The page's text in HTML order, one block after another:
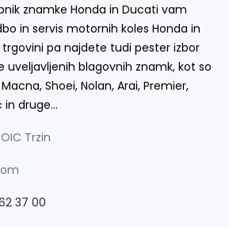
znamke Honda in Ducati vam
in servis motornih koles Honda in
pa najdete tudi pester izbor
blagovnih znamk, kot so
Shoei, Nolan, Arai, Premier,
in druge…
Trzin
37 00